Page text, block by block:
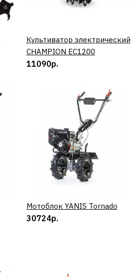
КУПИТЬ
Культиватор электрический
CHAMPION EC1200
11090р.
КУПИТЬ
Мотоблок YANIS Tornado
30724р.